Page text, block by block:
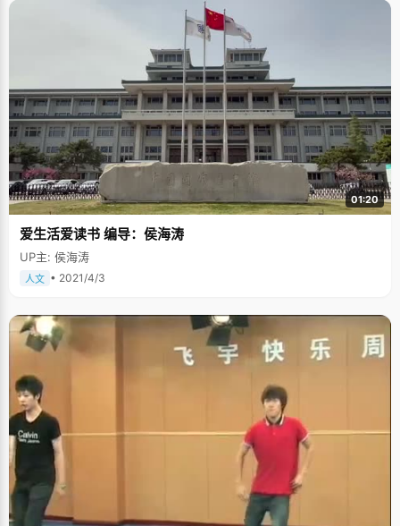
01:20
爱生活爱读书 编导：侯海涛
UP主: 侯海涛
人文 • 2021/4/3